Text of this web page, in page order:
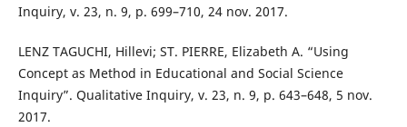
Inquiry, v. 23, n. 9, p. 699–710, 24 nov. 2017.
LENZ TAGUCHI, Hillevi; ST. PIERRE, Elizabeth A. “Using
Concept as Method in Educational and Social Science
Inquiry”. Qualitative Inquiry, v. 23, n. 9, p. 643–648, 5 nov.
2017.